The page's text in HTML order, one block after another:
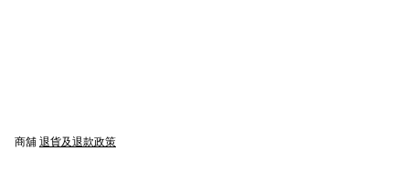
商舖 退貨及退款政策